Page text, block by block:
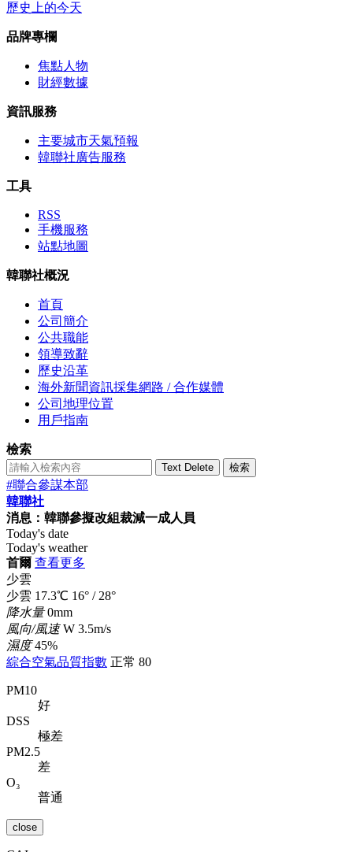
歷史上的今天
品牌專欄
焦點人物
財經數據
資訊服務
主要城市天氣預報
韓聯社廣告服務
工具
RSS
手機服務
站點地圖
韓聯社概況
首頁
公司簡介
公共職能
領導致辭
歷史沿革
海外新聞資訊採集網路 / 合作媒體
公司地理位置
用戶指南
檢索
Text Delete 檢索
#聯合參謀本部
韓聯社
消息：韓聯參擬改組裁減一成人員
Today's date
Today's weather
首爾 查看更多
少雲
少雲 17.3℃ 16° / 28°
降水量0mm
風向/風速W 3.5m/s
濕度45%
綜合空氣品質指數 正常 80
PM10
好
DSS
極差
PM2.5
差
O₃
普通
close